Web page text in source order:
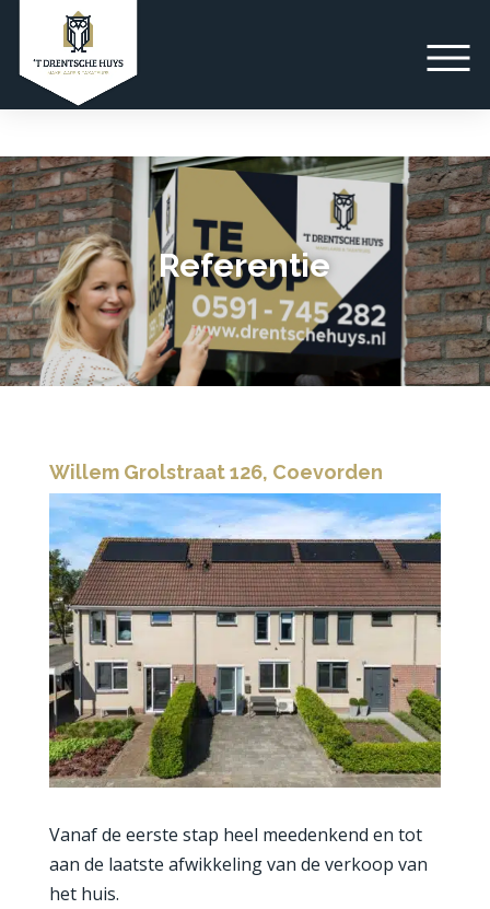
Referentie
Willem Grolstraat 126, Coevorden
Vanaf de eerste stap heel meedenkend en tot
aan de laatste afwikkeling van de verkoop van
het huis.